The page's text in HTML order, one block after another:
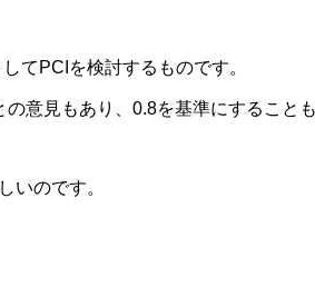
てPCIを検討するものです。
意見もあり、0.8を基準にすることも
いのです。